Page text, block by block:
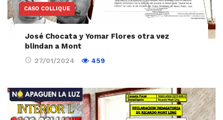
CASO COLLIQUE
José Chocata y Yomar Flores otra vez
blindan a Mont
27/01/2024 459